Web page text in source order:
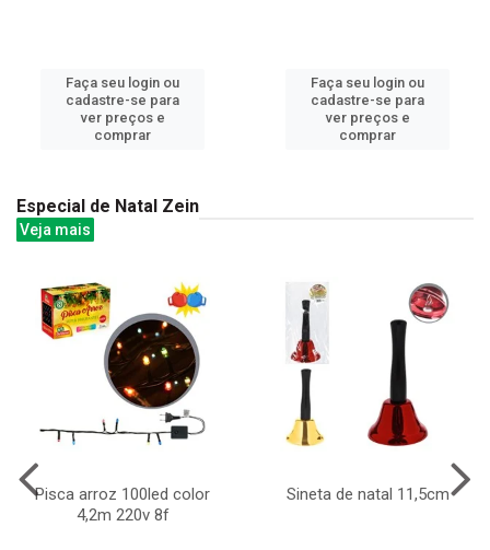
Faça seu login ou
cadastre-se para
ver preços e
comprar
Faça seu login ou
cadastre-se para
ver preços e
comprar
Especial de Natal Zein
Veja mais
Pisca arroz 100led color
4,2m 220v 8f
Sineta de natal 11,5cm